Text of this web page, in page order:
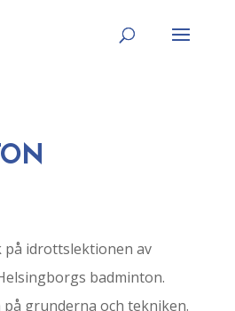
på idrottslektionen av
badminton.
på grunderna och tekniken.